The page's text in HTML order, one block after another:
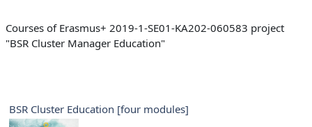
Courses of Erasmus+ 2019-1-SE01-KA202-060583 project
"BSR Cluster Manager Education"
BSR Cluster Education [four modules]